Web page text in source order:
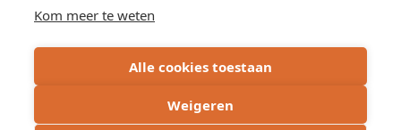
Kom meer te weten
Alle cookies toestaan
Weigeren
Schrijf u in op de nieuwsbrief
Subscribe